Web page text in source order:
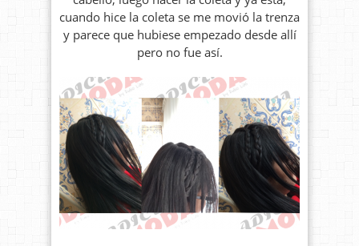
cuando hice la coleta se me movió la trenza
y parece que hubiese empezado desde allí
pero no fue así.